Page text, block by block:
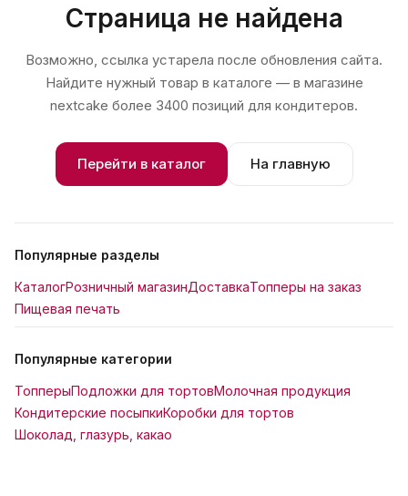
Страница не найдена
Возможно, ссылка устарела после обновления сайта.
Найдите нужный товар в каталоге — в магазине
nextcake более 3400 позиций для кондитеров.
Перейти в каталог На главную
Популярные разделы
КаталогРозничный магазинДоставкаТопперы на заказ
Пищевая печать
Популярные категории
ТопперыПодложки для тортовМолочная продукция
Кондитерские посыпкиКоробки для тортов
Шоколад, глазурь, какао